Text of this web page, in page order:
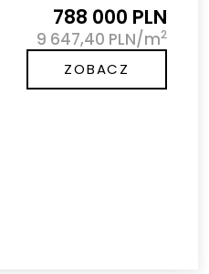
788 000 PLN
9 647,40 PLN/m2
ZOBACZ